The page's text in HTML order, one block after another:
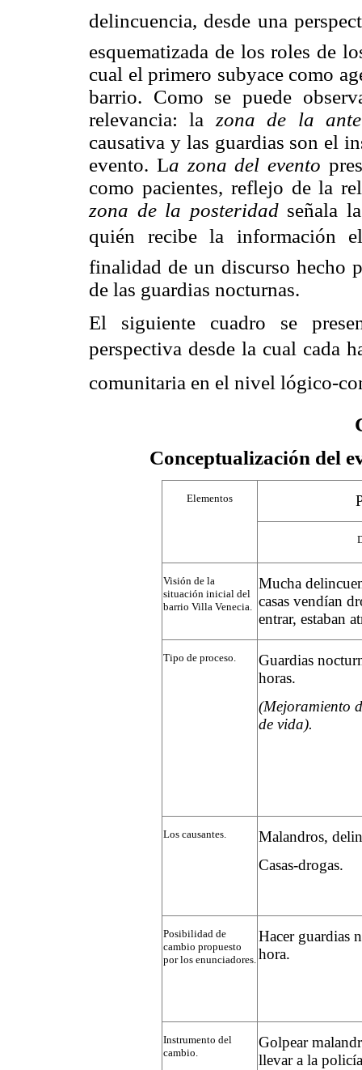
delincuencia, desde una
esquematizada de los roles de
cual el primero subyace como
barrio. Como se puede
relevancia: la zona de la
causativa y las guardias son el
evento. La zona del evento
como pacientes, reflejo de la
zona de la posteridadseñala
quién recibe la información
finalidad de un discurso hecho
de las guardias nocturnas.
El siguiente cuadro se
perspectiva desde la cual cada
comunitaria en el nivel lógico-
Conceptualización del
Elementos
Visión de la
situación inicial del
barrio Villa Venecia.
Mucha
casas vendían
entrar, estaban
Tipo de proceso.
Guardias
horas.
(Mejoramiento
de vida).
Los causantes.
Malandros,
Casas-drogas.
Posibilidad de
cambio propuesto
por los enunciadores.
Hacer guardias
hora.
Instrumento del
cambio.
Golpear
llevar a la